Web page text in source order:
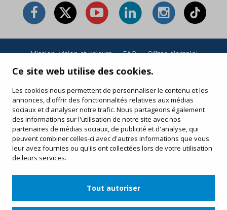
Ce site web utilise des cookies.
Les cookies nous permettent de personnaliser le contenu et les
annonces, d'offrir des fonctionnalités relatives aux médias
sociaux et d'analyser notre trafic. Nous partageons également
des informations sur l'utilisation de notre site avec nos
partenaires de médias sociaux, de publicité et d'analyse, qui
peuvent combiner celles-ci avec d'autres informations que vous
leur avez fournies ou qu'ils ont collectées lors de votre utilisation
de leurs services.
Tout autoriser
Mission, vision et valeurs · FAQ · Offres d'emploi
Conditions générales et politique de confidentialité
Vos achats en ligne
Modifiez ou réimprimez votre billet électronique